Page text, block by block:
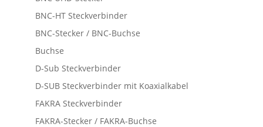
BNC-HT Steckverbinder
BNC-Stecker / BNC-Buchse
Buchse
D-Sub Steckverbinder
D-SUB Steckverbinder mit Koaxialkabel
FAKRA Steckverbinder
FAKRA-Stecker / FAKRA-Buchse